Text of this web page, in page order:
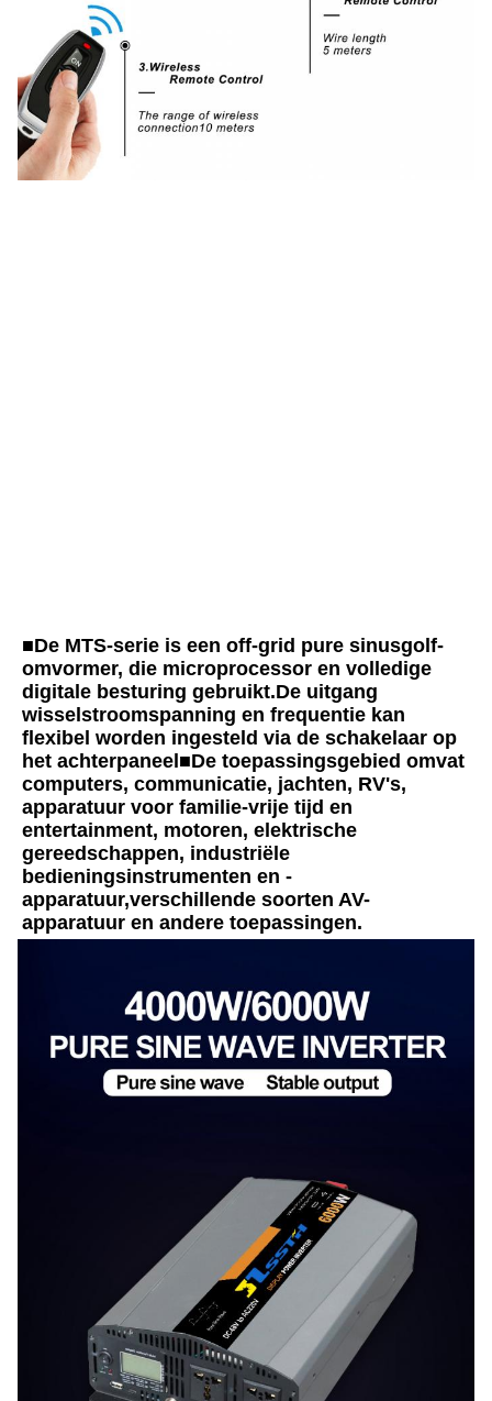
■De MTS-serie is een off-grid pure sinusgolf-
omvormer, die microprocessor en volledige
digitale besturing gebruikt.De uitgang
wisselstroomspanning en frequentie kan
flexibel worden ingesteld via de schakelaar op
het achterpaneel■De toepassingsgebied omvat
computers, communicatie, jachten, RV's,
apparatuur voor familie-vrije tijd en
entertainment, motoren, elektrische
gereedschappen, industriële
bedieningsinstrumenten en -
apparatuur,verschillende soorten AV-
apparatuur en andere toepassingen.